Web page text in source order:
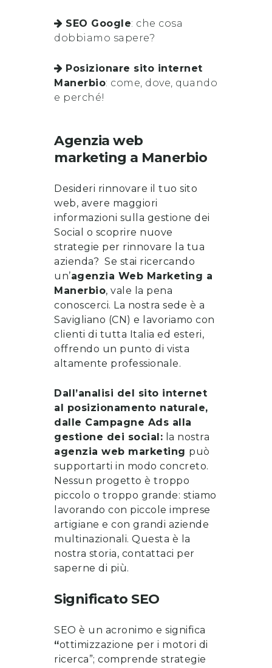
SEO Google: che cosa
dobbiamo sapere?
Posizionare sito internet
Manerbio: come, dove, quando
e perché!
Agenzia web
marketing a Manerbio
Desideri rinnovare il tuo sito
web, avere maggiori
informazioni sulla gestione dei
Social o scoprire nuove
strategie per rinnovare la tua
azienda? Se stai ricercando
un’agenzia Web Marketing a
Manerbio, vale la pena
conoscerci. La nostra sede è a
Savigliano (CN) e lavoriamo con
clienti di tutta Italia ed esteri,
offrendo un punto di vista
altamente professionale.
Dall’analisi del sito internet
al posizionamento naturale,
dalle Campagne Ads alla
gestione dei social: la nostra
agenzia web marketing può
supportarti in modo concreto.
Nessun progetto è troppo
piccolo o troppo grande: stiamo
lavorando con piccole imprese
artigiane e con grandi aziende
multinazionali. Questa è la
nostra storia, contattaci per
saperne di più.
Significato SEO
SEO è un acronimo e significa
“ottimizzazione per i motori di
ricerca”; comprende strategie